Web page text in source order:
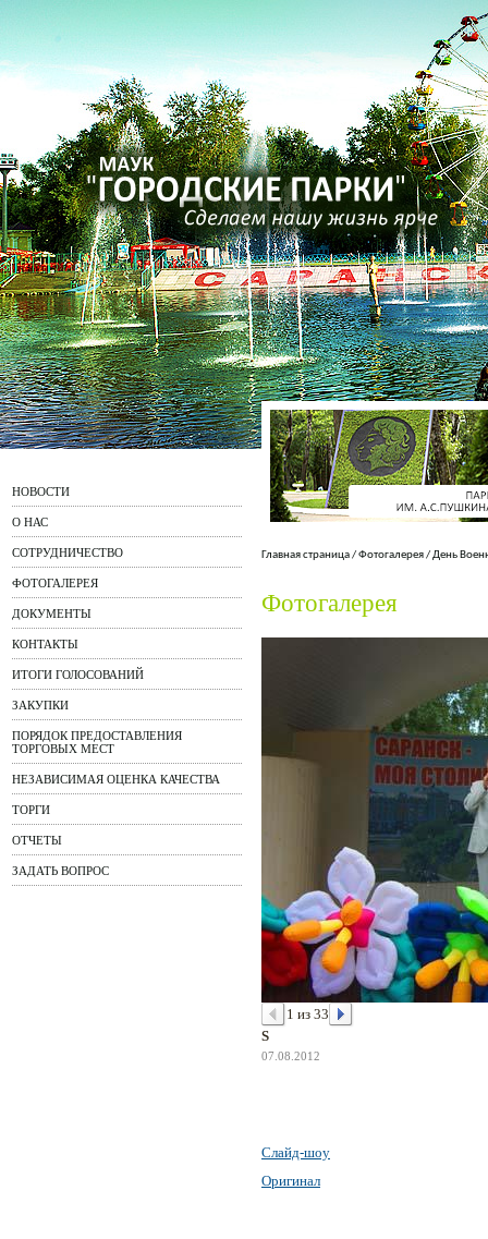
НОВОСТИ
О НАС
СОТРУДНИЧЕСТВО
ФОТОГАЛЕРЕЯ
ДОКУМЕНТЫ
КОНТАКТЫ
ИТОГИ ГОЛОСОВАНИЙ
ЗАКУПКИ
ПОРЯДОК ПРЕДОСТАВЛЕНИЯ
ТОРГОВЫХ МЕСТ
НЕЗАВИСИМАЯ ОЦЕНКА КАЧЕСТВА
ТОРГИ
ОТЧЕТЫ
ЗАДАТЬ ВОПРОС
Главная страница/Фотогалерея/День
Фотогалерея
1 из 33
S
07.08.2012
Слайд-шоу
Оригинал